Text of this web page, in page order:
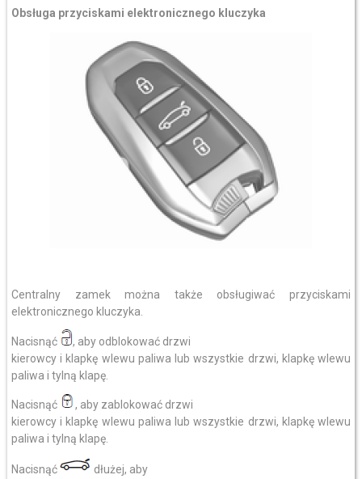
Obsługa przyciskami elektronicznego kluczyka
Centralny zamek można także obsługiwać przyciskami
elektronicznego kluczyka.
Nacisnąć
, aby odblokować drzwi
kierowcy i klapkę wlewu paliwa lub wszystkie drzwi, klapkę wlewu
paliwa i tylną klapę.
Nacisnąć
, aby zablokować drzwi
kierowcy i klapkę wlewu paliwa lub wszystkie drzwi, klapkę wlewu
paliwa i tylną klapę.
Nacisnąć
dłużej, aby